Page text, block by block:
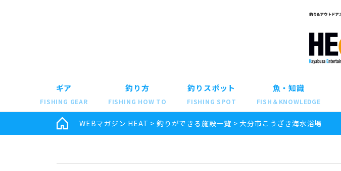
ギア
FISHING GEAR
釣り方
FISHING HOW TO
釣りスポット
FISHING SPOT
魚・知識
FISH＆KNOWLEDGE
WEBマガジン HEAT >釣りができる施設一覧 >大分市こうざき海水浴場